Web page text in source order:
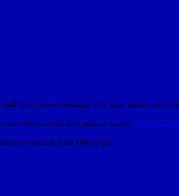
mail Verrà inviato un messaggio all'indirizzo indicato con le
Effettua il reset della password tramite la Login Spaggiari
la casella di posta elettronica!